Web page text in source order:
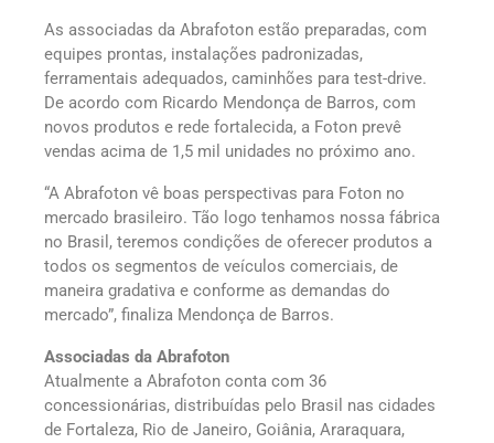
As associadas da Abrafoton estão preparadas, com
equipes prontas, instalações padronizadas,
ferramentais adequados, caminhões para test-drive.
De acordo com Ricardo Mendonça de Barros, com
novos produtos e rede fortalecida, a Foton prevê
vendas acima de 1,5 mil unidades no próximo ano.
“A Abrafoton vê boas perspectivas para Foton no
mercado brasileiro. Tão logo tenhamos nossa fábrica
no Brasil, teremos condições de oferecer produtos a
todos os segmentos de veículos comerciais, de
maneira gradativa e conforme as demandas do
mercado”, finaliza Mendonça de Barros.
Associadas da Abrafoton
Atualmente a Abrafoton conta com 36
concessionárias, distribuídas pelo Brasil nas cidades
de Fortaleza, Rio de Janeiro, Goiânia, Araraquara,